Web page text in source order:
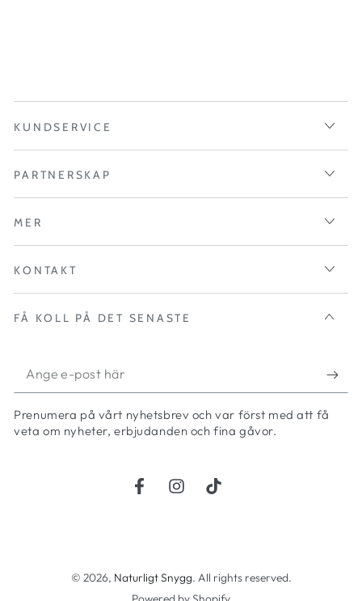
KUNDSERVICE
PARTNERSKAP
MER
KONTAKT
FÅ KOLL PÅ DET SENASTE
Ange
e-
post
Prenumera på vårt nyhetsbrev och var först med att få
veta om nyheter, erbjudanden och fina gåvor.
FacebookInstagramTikTok
© 2026, Naturligt Snygg. All rights reserved.